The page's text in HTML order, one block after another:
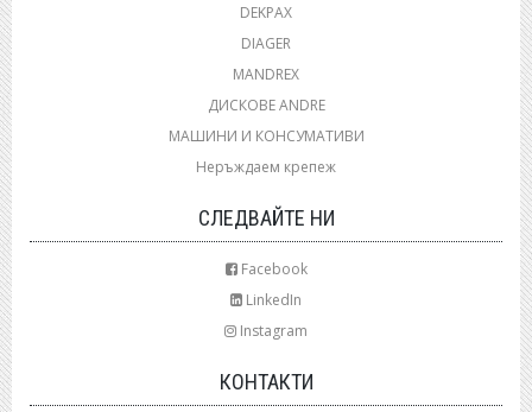
DEKPAX
DIAGER
MANDREX
ДИСКОВЕ ANDRE
МАШИНИ И КОНСУМАТИВИ
Неръждаем крепеж
СЛЕДВАЙТЕ НИ
Facebook
LinkedIn
Instagram
КОНТАКТИ